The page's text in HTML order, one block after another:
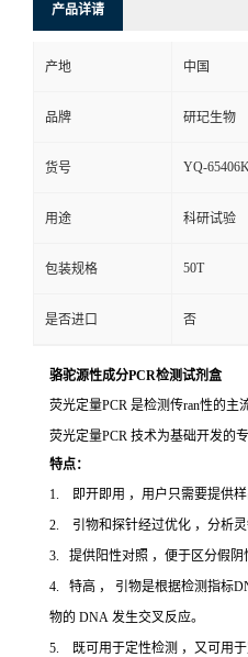
产品详请
产地 中国
品牌 研玘生物
货号 YQ-
用途 科研试验
包装规格 50T
是否进口 否
骆驼源性成分PCR检测试剂盒
荧光定量PCR 是检测传ran性的
荧光定量PCR 技术为基础开发的
特点：
1. 即开即用 ，用户只需要提供样
2. 引物和探针经过优化 ，分析灵
3. 提供阳性对照 ，便于区分假阴
4. 特高 ， 引物是根据检测指标
物的 DNA 发生交叉反应。
5. 既可用于定性检测 ，又可用